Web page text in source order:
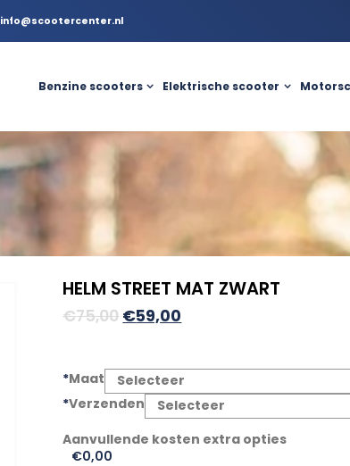
info@scootercenter.nl
Benzine scooters Elektrische scooter
HELM STREET MAT ZWART
€75,00 Oorspronkelijke
was:
€75,00.
€59,00
is:
€59,00.
*Maat
*Verzenden
€0,00